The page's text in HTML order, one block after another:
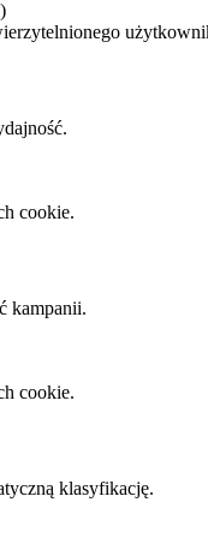
cookie.
kampanii.
cookie.
klasyfikację.